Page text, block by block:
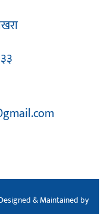
& Maintained by